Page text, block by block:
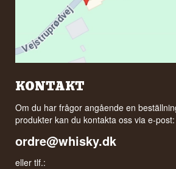
KONTAKT
Om du har frågor angående en
produkter kan du kontakta oss via e-post:
ordre@whisky.dk
eller tlf.: